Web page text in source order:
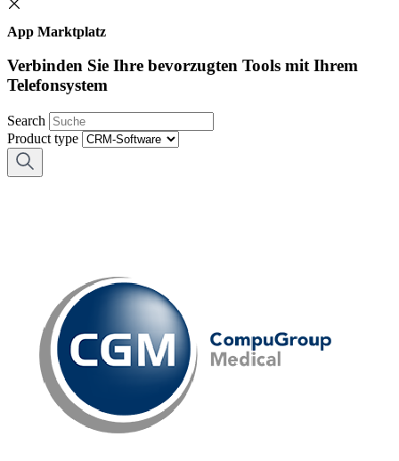
App Marktplatz
Verbinden Sie Ihre bevorzugten Tools mit Ihrem
Telefonsystem
Search
Product type